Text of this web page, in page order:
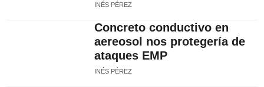
INÉS PÉREZ
Concreto conductivo en
aereosol nos protegería de
ataques EMP
INÉS PÉREZ